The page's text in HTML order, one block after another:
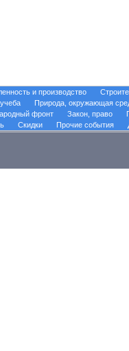
и производство
Природа, окружающая
фронт Закон, право
Скидки Прочие события